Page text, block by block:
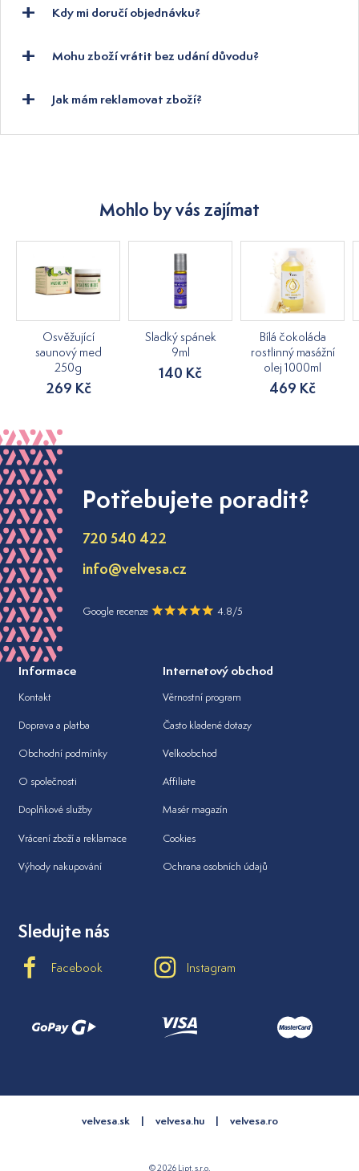
Kdy mi doručí objednávku?
Mohu zboží vrátit bez udání důvodu?
Jak mám reklamovat zboží?
Mohlo by vás zajímat
Osvěžující
saunový med
250g
269 Kč
Sladký spánek
9ml
140 Kč
Bílá čokoláda
rostlinný masážní
olej 1000ml
469 Kč
Potřebujete poradit?
720 540 422
info@velvesa.cz
Google recenze 4.8/5
Informace
Kontakt
Doprava a platba
Obchodní podmínky
O společnosti
Doplňkové služby
Vrácení zboží a reklamace
Výhody nakupování
Internetový obchod
Věrnostní program
Často kladené dotazy
Velkoobchod
Affiliate
Masér magazín
Cookies
Ochrana osobních údajů
Sledujte nás
Facebook Instagram
© 2026 Lipt, s.r.o.
velvesa.sk velvesa.hu velvesa.ro